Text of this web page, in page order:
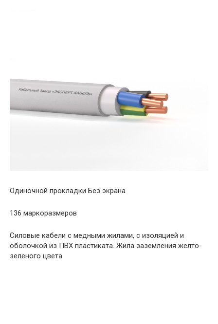
Одиночной прокладки Без экрана
136 маркоразмеров
Силовые кабели с медными жилами, с изоляцией и
оболочкой из ПВХ пластиката. Жила заземления желто-
зеленого цвета